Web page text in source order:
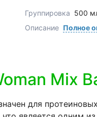
Группировка 500
Описание Полное
Mix
для